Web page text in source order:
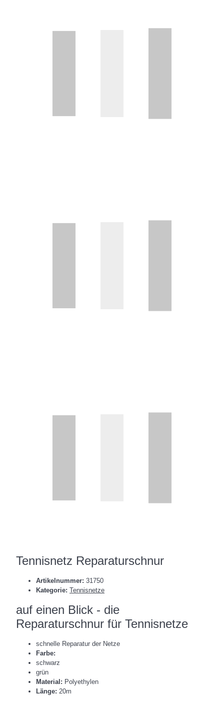
Tennisnetz Reparaturschnur
Artikelnummer: 31750
Kategorie: Tennisnetze
auf einen Blick - die
Reparaturschnur für Tennisnetze
schnelle Reparatur der Netze
Farbe:
schwarz
grün
Material: Polyethylen
Länge: 20m